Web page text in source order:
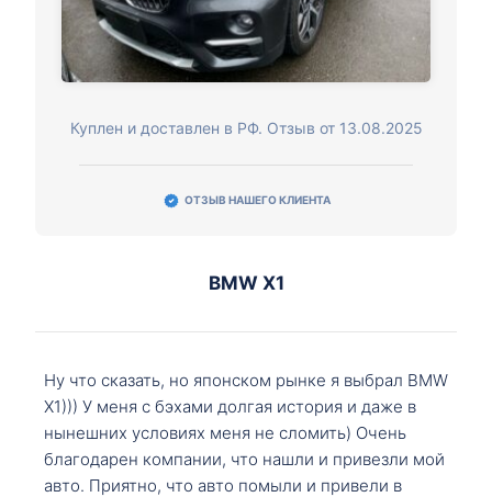
Куплен и доставлен в РФ. Отзыв от 13.08.2025
ОТЗЫВ НАШЕГО КЛИЕНТА
BMW X1
Ну что сказать, но японском рынке я выбрал BMW
X1))) У меня с бэхами долгая история и даже в
нынешних условиях меня не сломить) Очень
благодарен компании, что нашли и привезли мой
авто. Приятно, что авто помыли и привели в